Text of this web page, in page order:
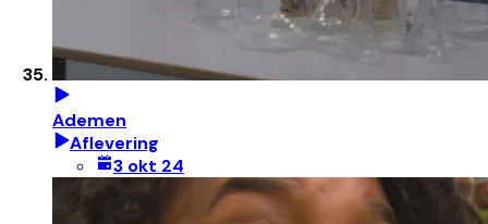
Ademen
Aflevering
3 okt 24